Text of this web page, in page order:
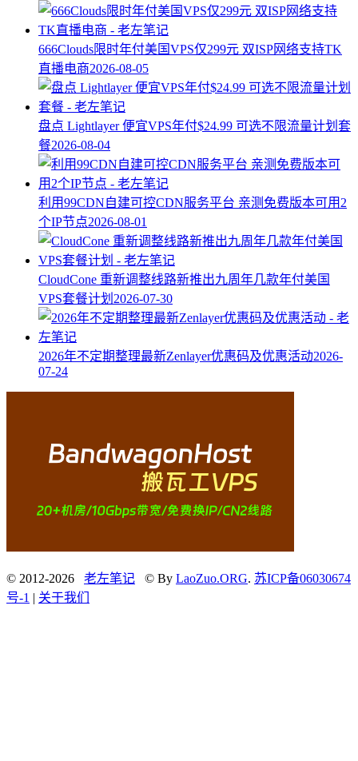
666Clouds限时年付美国VPS仅299元 双ISP网络支持TK
直播电商2026-08-05
盘点 Lightlayer 便宜VPS年付$24.99 可选不限流量计划套
餐2026-08-04
利用99CDN自建可控CDN服务平台 亲测免费版本可用2
个IP节点2026-08-01
CloudCone 重新调整线路新推出九周年几款年付美国
VPS套餐计划 2026-07-30
2026年不定期整理最新Zenlayer优惠码及优惠活动2026-
07-24
© 2012-2026 老左笔记 © By LaoZuo.ORG. 苏ICP备06030674
号-1 | 关于我们